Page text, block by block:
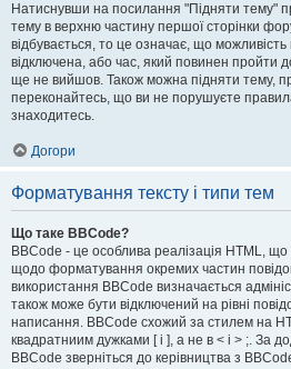
Натиснувши на посилання "Підняти тему"
тему в верхню частину першої сторінки
відбувається, то це означає, що
відключена, або час, який повинен пройти
ще не вийшов. Також можна підняти тему,
переконайтесь, що ви не порушуєте
знаходитесь.
Догори
Форматування тексту і типи тем
Що таке BBCode?
BBCode - це особлива реалізація HTML, що
щодо форматування окремих частин
використання BBCode визначається
також може бути відключений на рівні
написання. BBCode схожий за стилем на
квадратниим дужками [ і ], а не в < і > ;. За
BBCode зверніться до керівництва з